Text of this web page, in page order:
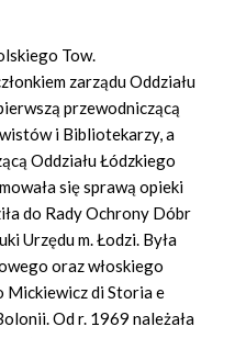
Tow.
zarządu Oddziału
przewodniczącą
i Bibliotekarzy, a
Oddziału Łódzkiego
się sprawą opieki
do Rady Ochrony Dóbr
Urzędu m. Łodzi. Była
oraz włoskiego
Mickiewicz di Storia e
Od r. 1969 należała